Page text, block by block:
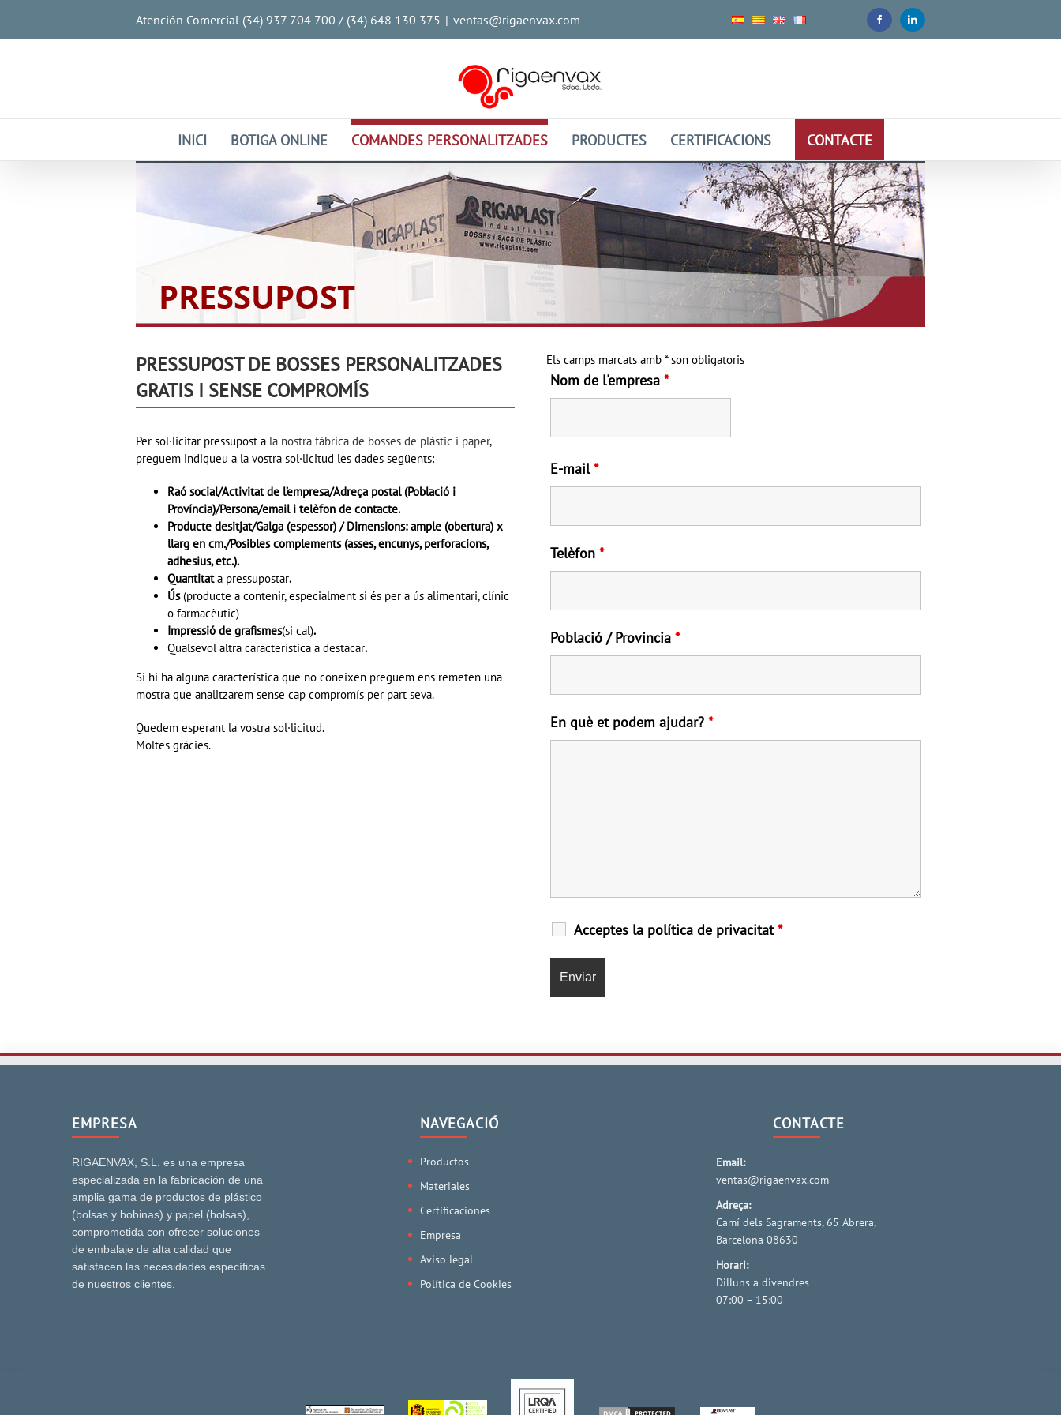
Atención Comercial (34) 937 704 700 / (34) 648 130 375 | ventas@rigaenvax.com
INICI BOTIGA ONLINE COMANDES PERSONALITZADES PRODUCTES CERTIFICACIONS CONTACTE
PRESSUPOST
PRESSUPOST DE BOSSES PERSONALITZADES
GRATIS I SENSE COMPROMÍS
Per sol·licitar pressupost a la nostra fàbrica de bosses de plàstic i paper,
preguem indiqueu a la vostra sol·licitud les dades següents:
Raó social/Activitat de l’empresa/Adreça postal (Població i
Província)/Persona/email i telèfon de contacte.
Producte desitjat/Galga (espessor) / Dimensions: ample (obertura) x
llarg en cm./Posibles complements (asses, encunys, perforacions,
adhesius, etc.).
Quantitata pressupostar.
Ús (producte a contenir, especialment si és per a ús alimentari, clínic
o farmacèutic)
Impressió de grafismes(si cal).
Qualsevol altra característica a destacar.
Si hi ha alguna característica que no coneixen preguem ens remeten una
mostra que analitzarem sense cap compromís per part seva.
Quedem esperant la vostra sol·licitud.
Moltes gràcies.
Els camps marcats amb * son obligatoris
Nom de l'empresa *
E-mail*
Telèfon *
Població / Provincia *
En què et podem ajudar? *
Acceptes la política de privacitat*
EMPRESA
RIGAENVAX, S.L. es una empresa
especializada en la fabricación de una
amplia gama de productos de plástico
(bolsas y bobinas) y papel (bolsas),
comprometida con ofrecer soluciones
de embalaje de alta calidad que
satisfacen las necesidades específicas
de nuestros clientes.
NAVEGACIÓ
Productos
Materiales
Certificaciones
Empresa
Aviso legal
Política de Cookies
CONTACTE
Email:
ventas@rigaenvax.com
Adreça:
Camí dels Sagraments, 65 Abrera,
Barcelona 08630
Horari:
Dilluns a divendres
07:00 – 15:00